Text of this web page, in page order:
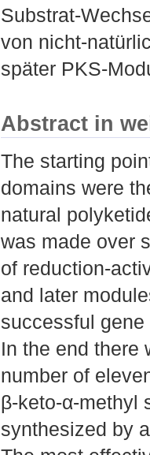
Substrat-
von nicht-
später PKS-
Abstract in
The starting
domains were
natural
was made over
of reduction-
and later
successful
In the end there
number of
β-keto-α-methyl
synthesized by